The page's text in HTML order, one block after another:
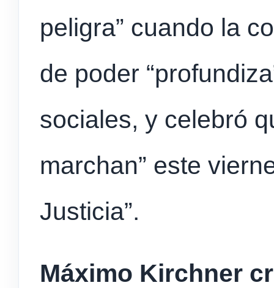
peligra” cuando la
de poder
sociales, y celebró
marchan” este
Justicia”.
Máximo Kirchner